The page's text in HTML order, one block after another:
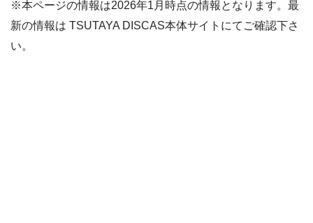
※本ページの情報は2026年1月時点の情報となります。最
新の情報は TSUTAYA DISCAS本体サイトにてご確認下さ
い。